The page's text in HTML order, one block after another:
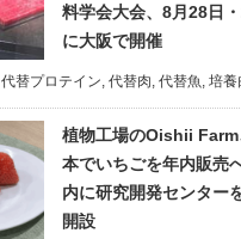
料学会大会、8月28日
に大阪で開催
代替プロテイン 代替肉 代替魚 培養
植物工場のOishii Farm
本でいちごを年内販売
内に研究開発センター
開設